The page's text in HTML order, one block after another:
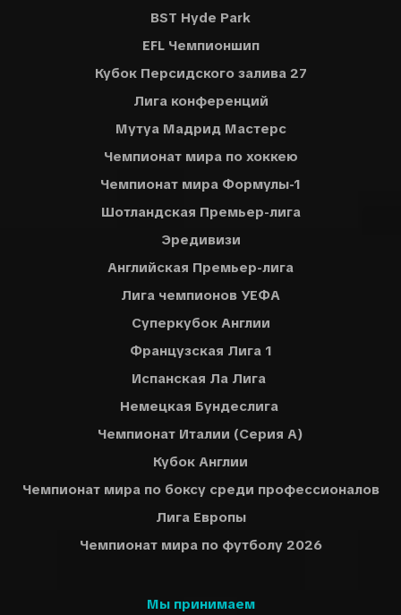
BST Hyde Park
EFL Чемпионшип
Кубок Персидского залива 27
Лига конференций
Мутуа Мадрид Мастерс
Чемпионат мира по хоккею
Чемпионат мира Формулы-1
Шотландская Премьер-лига
Эредивизи
Английская Премьер-лига
Лига чемпионов УЕФА
Суперкубок Англии
Французская Лига 1
Испанская Ла Лига
Немецкая Бундеслига
Чемпионат Италии (Серия A)
Кубок Англии
Чемпионат мира по боксу среди профессионалов
Лига Европы
Чемпионат мира по футболу 2026
Мы принимаем